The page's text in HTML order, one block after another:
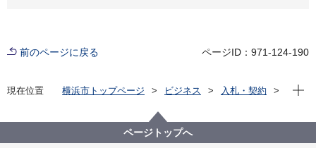
前のページに戻る ページID：971-124-190
現在位置 横浜市トップページ ビジネス
入札・契約
【入札結果掲載】【公募型指名競争入札】がん検診推
進事業における無料クーポン券等印刷・封入封緘業務
現在
ページトップへ